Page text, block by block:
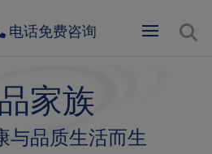
电话免费咨询
家族
与品质生活而生